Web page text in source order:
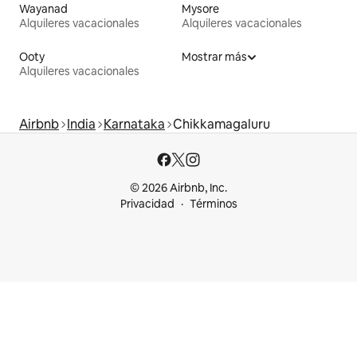
Wayanad
Alquileres vacacionales
Mysore
Alquileres vacacionales
Ooty
Alquileres vacacionales
Mostrar más
Airbnb India Karnataka Chikkamagaluru
© 2026 Airbnb, Inc.
Privacidad
Términos